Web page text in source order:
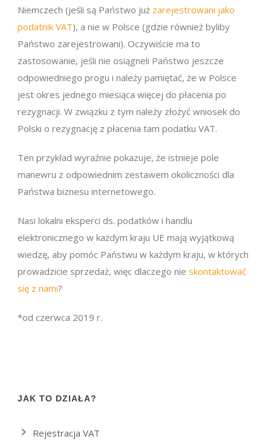
Niemczech (jeśli są Państwo już zarejestrowani jako
podatnik VAT), a nie w Polsce (gdzie również byliby
Państwo zarejestrowani). Oczywiście ma to
zastosowanie, jeśli nie osiągneli Państwo jeszcze
odpowiedniego progu i należy pamiętać, że w Polsce
jest okres jednego miesiąca więcej do płacenia po
rezygnacji. W związku z tym należy złożyć wniosek do
Polski o rezygnację z płacenia tam podatku VAT.
Ten przykład wyraźnie pokazuje, że istnieje pole
manewru z odpowiednim zestawem okoliczności dla
Państwa biznesu internetowego.
Nasi lokalni eksperci ds. podatków i handlu
elektronicznego w każdym kraju UE mają wyjątkową
wiedzę, aby pomóc Państwu w każdym kraju, w których
prowadzicie sprzedaż, więc dlaczego nie skontaktować
się z nami?
*od czerwca 2019 r.
JAK TO DZIAŁA?
Rejestracja VAT